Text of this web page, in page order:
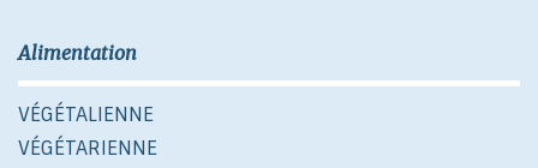
Alimentation
VÉGÉTALIENNE
VÉGÉTARIENNE